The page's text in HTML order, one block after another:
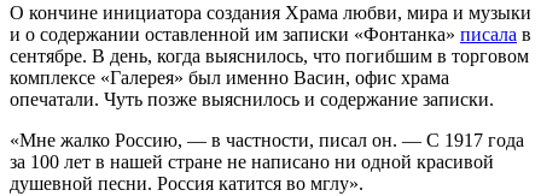
О кончине инициатора создания Храма любви, мира и музыки
и о содержании оставленной им записки «Фонтанка» писала в
сентябре. В день, когда выяснилось, что погибшим в торговом
комплексе «Галерея» был именно Васин, офис храма
опечатали. Чуть позже выяснилось и содержание записки.
«Мне жалко Россию, — в частности, писал он. — С 1917 года
за 100 лет в нашей стране не написано ни одной красивой
душевной песни. Россия катится во мглу».